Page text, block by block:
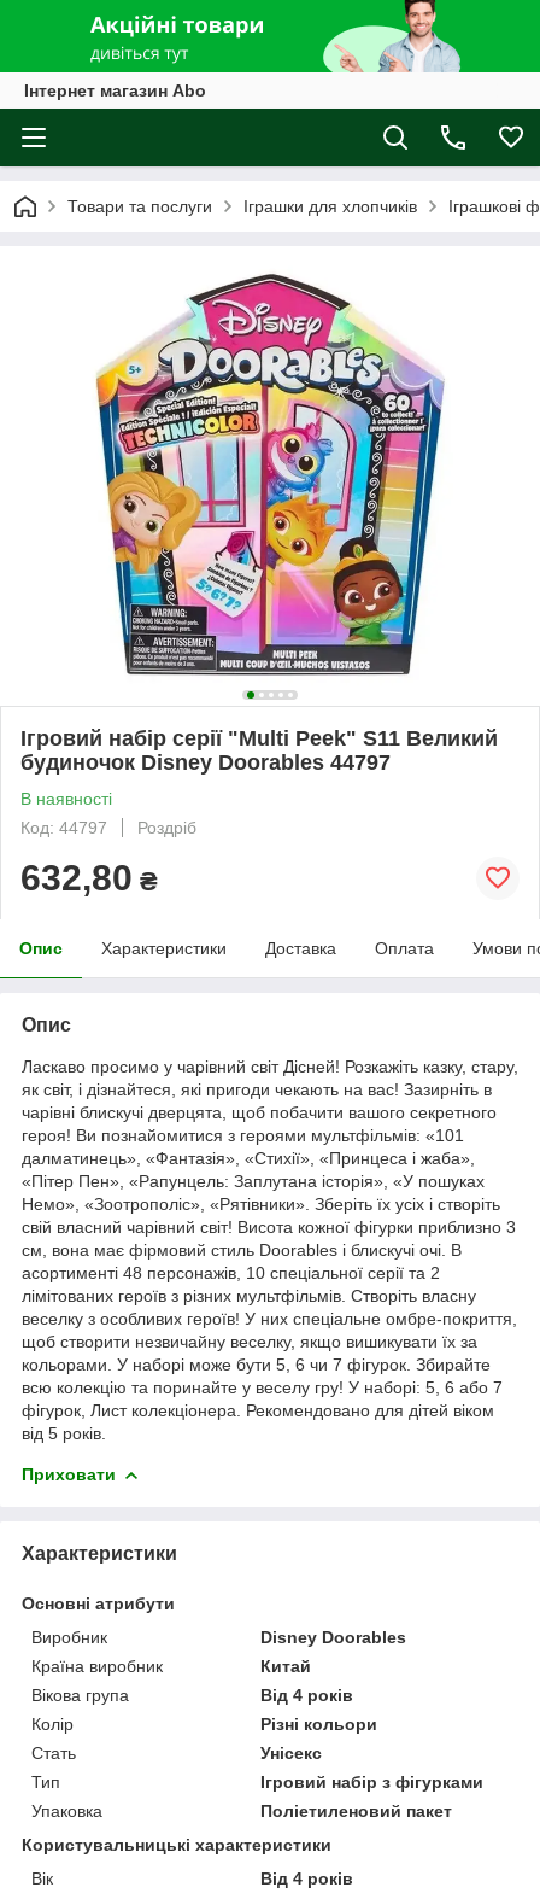
Інтернет магазин Abo
Товари та послуги Іграшки для хлопчиків Іграшкові
Ігровий набір серії "Multi Peek" S11 Великий
будиночок Disney Doorables 44797
В наявності
Код: 44797
Роздріб
632,80 ₴
Опис Характеристики Доставка Оплата Умови
Опис
Ласкаво просимо у чарівний світ Дісней! Розкажіть казку, стару,
як світ, і дізнайтеся, які пригоди чекають на вас! Зазирніть в
чарівні блискучі дверцята, щоб побачити вашого секретного
героя! Ви познайомитися з героями мультфільмів: «101
далматинець», «Фантазія», «Стихії», «Принцеса і жаба»,
«Пітер Пен», «Рапунцель: Заплутана історія», «У пошуках
Немо», «Зоотрополіс», «Рятівники». Зберіть їх усіх і створіть
свій власний чарівний світ! Висота кожної фігурки приблизно 3
см, вона має фірмовий стиль Doorables і блискучі очі. В
асортименті 48 персонажів, 10 спеціальної серії та 2
лімітованих героїв з різних мультфільмів. Створіть власну
веселку з особливих героїв! У них спеціальне омбре-покриття,
щоб створити незвичайну веселку, якщо вишикувати їх за
кольорами. У наборі може бути 5, 6 чи 7 фігурок. Збирайте
всю колекцію та поринайте у веселу гру! У наборі: 5, 6 або 7
фігурок, Лист колекціонера. Рекомендовано для дітей віком
від 5 років.
Приховати
Характеристики
Основні атрибути
Виробник
Disney Doorables
Країна виробник
Китай
Вікова група
Від 4 років
Колір
Різні кольори
Стать
Унісекс
Тип
Ігровий набір з фігурками
Упаковка
Поліетиленовий пакет
Користувальницькі характеристики
Вік
Від 4 років